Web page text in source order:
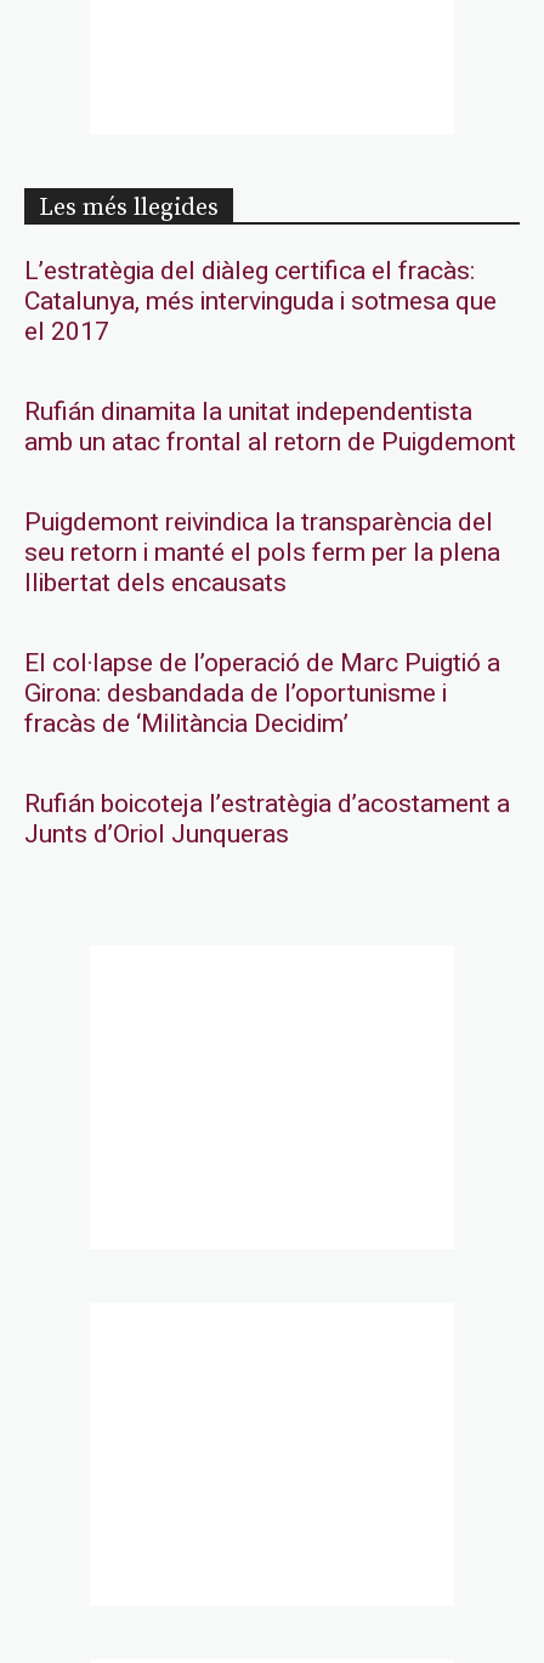
Les més llegides
L’estratègia del diàleg certifica el fracàs:
Catalunya, més intervinguda i sotmesa que
el 2017
Rufián dinamita la unitat independentista
amb un atac frontal al retorn de Puigdemont
Puigdemont reivindica la transparència del
seu retorn i manté el pols ferm per la plena
llibertat dels encausats
El col·lapse de l’operació de Marc Puigtió a
Girona: desbandada de l’oportunisme i
fracàs de ‘Militància Decidim’
Rufián boicoteja l’estratègia d’acostament a
Junts d’Oriol Junqueras